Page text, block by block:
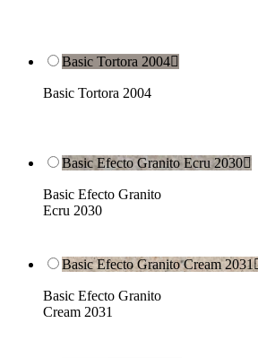
Basic Tortora 2004
Basic Tortora 2004
Basic Efecto Granito Ecru 2030
Basic Efecto Granito
Ecru 2030
Basic Efecto Granito Cream 2031
Basic Efecto Granito
Cream 2031